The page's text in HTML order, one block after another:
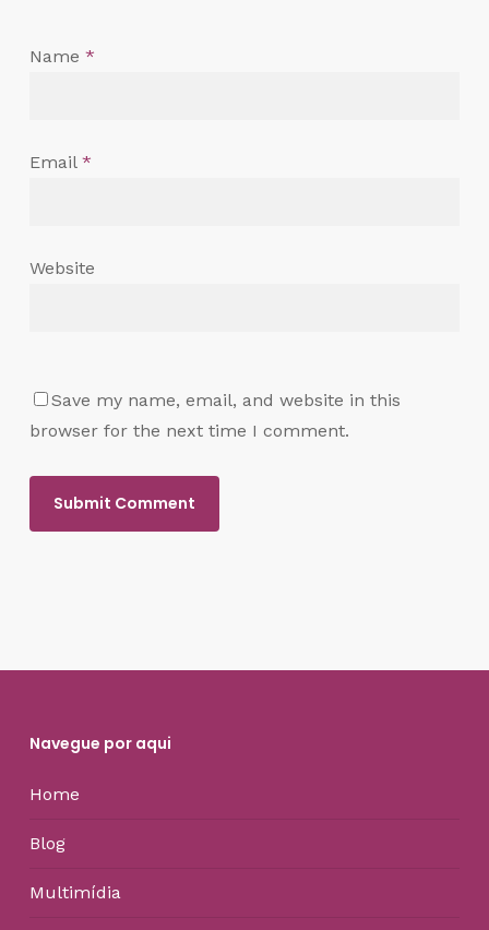
Name *
Email *
Website
Save my name, email, and website in this
browser for the next time I comment.
Navegue por aqui
Home
Blog
Multimídia